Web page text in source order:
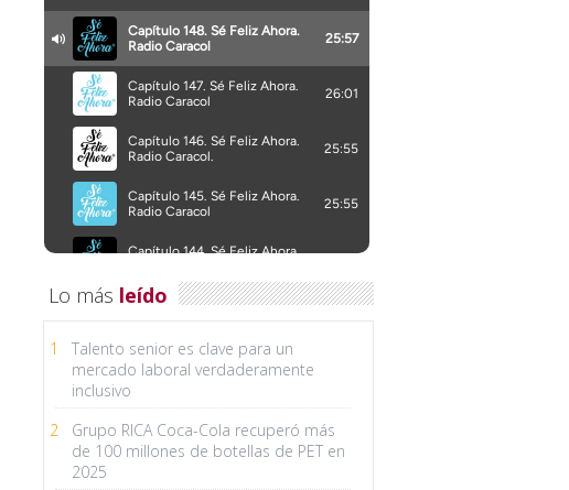
Lo más leído
1
Talento senior es clave para un
mercado laboral verdaderamente
inclusivo
2
Grupo RICA Coca-Cola recuperó más
de 100 millones de botellas de PET en
2025